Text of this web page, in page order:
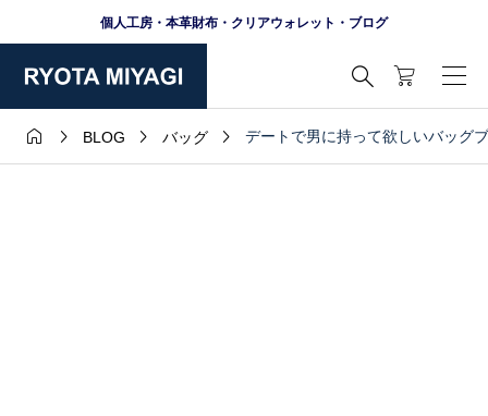
個人工房・本革財布・クリアウォレット・ブログ

  BLOG  バッグ  デートで男に持って欲しいバッグ